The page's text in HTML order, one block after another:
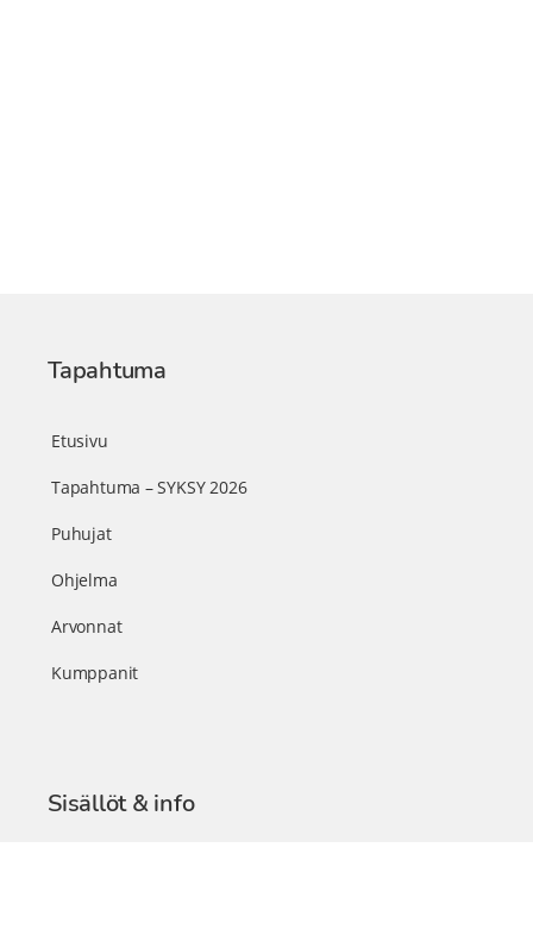
Tapahtuma
Etusivu
Tapahtuma – SYKSY 2026
Puhujat
Ohjelma
Arvonnat
Kumppanit
Sisällöt & info